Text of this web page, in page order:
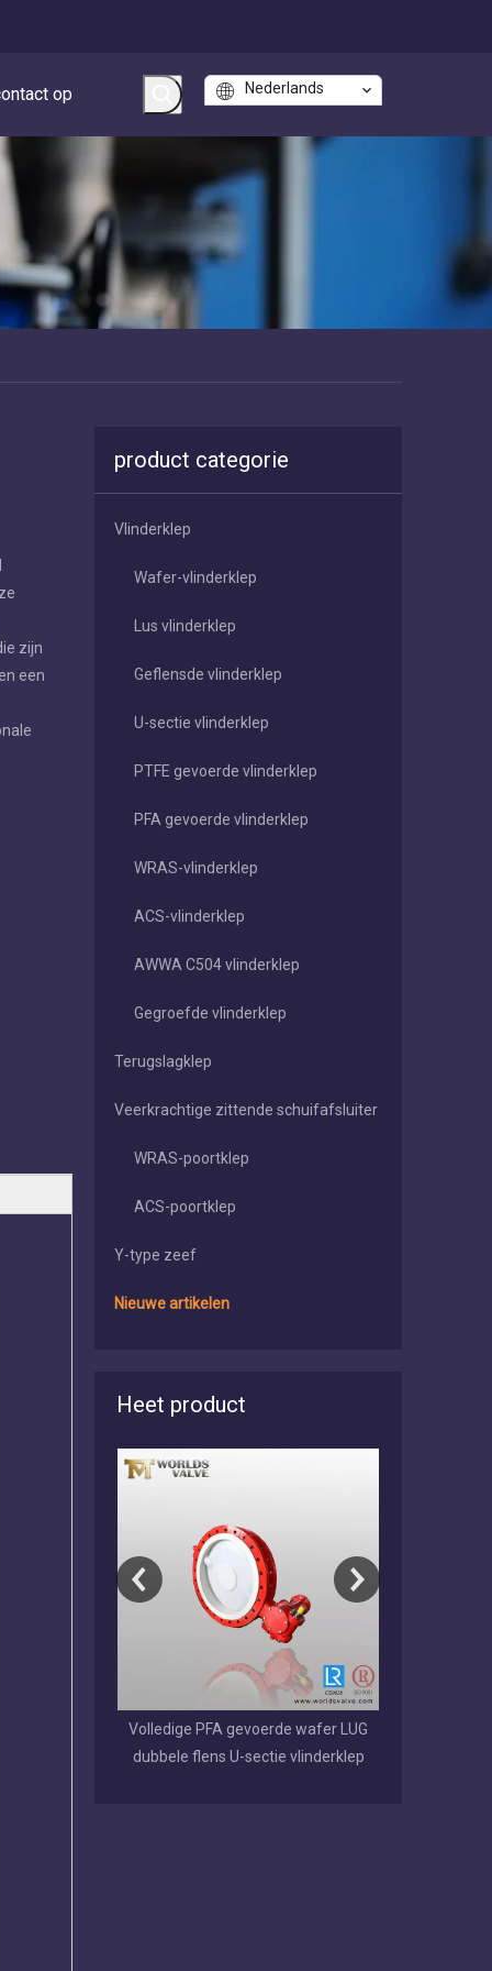
op Nederlands
zijn
een
product categorie
Vlinderklep
Wafer-vlinderklep
Lus vlinderklep
Geflensde vlinderklep
U-sectie vlinderklep
PTFE gevoerde vlinderklep
PFA gevoerde vlinderklep
WRAS-vlinderklep
ACS-vlinderklep
AWWA C504 vlinderklep
Gegroefde vlinderklep
Terugslagklep
Veerkrachtige zittende schuifafsluiter
WRAS-poortklep
ACS-poortklep
Y-type zeef
Nieuwe artikelen
Heet product
zitting
Volledige PFA gevoerde wafer LUG
dubbele flens U-sectie vlinderklep